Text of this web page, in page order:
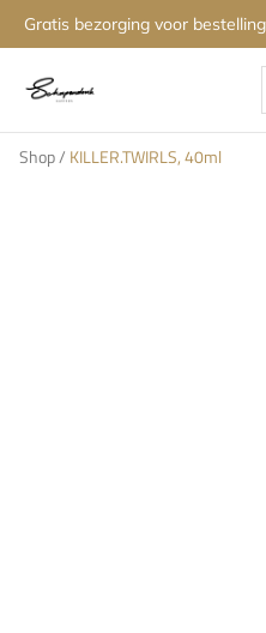
Gratis bezorging voor
Shop/ KILLER.TWIRLS, 40ml